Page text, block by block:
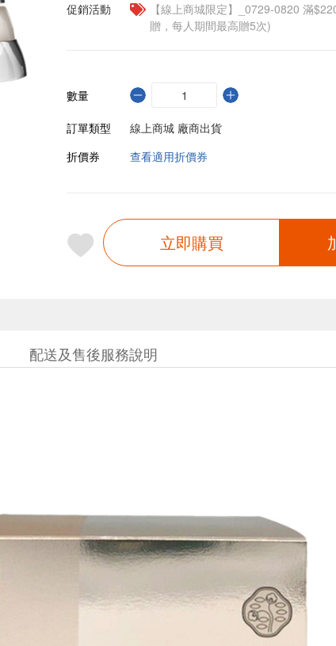
促銷活動
【線上商城限定】_0729-0820 滿
贈，每人期間最高贈5次)
數量
訂單類型
線上商城 廠商出貨
折價券
查看適用折價券
立即購買
配送及售後服務說明